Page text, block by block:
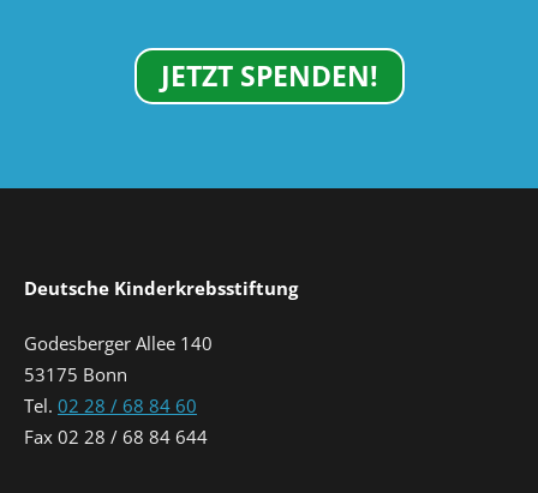
JETZT SPENDEN!
Deutsche Kinderkrebsstiftung
Godesberger Allee 140
53175 Bonn
Tel. 02 28 / 68 84 60
Fax 02 28 / 68 84 644